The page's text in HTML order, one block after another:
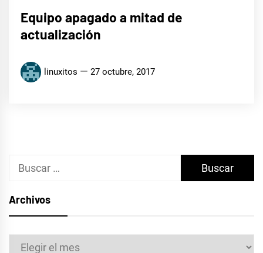
Equipo apagado a mitad de
actualización
linuxitos 27 octubre, 2017
Buscar:
Archivos
Archivos